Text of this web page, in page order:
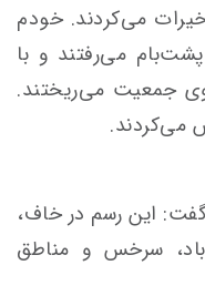
می‌کردند. خودم
می‌رفتند و با
جمعیت می‌ریختند.
می‌کردند.
گفت: این رسم در خاف،
سرخس و مناطق